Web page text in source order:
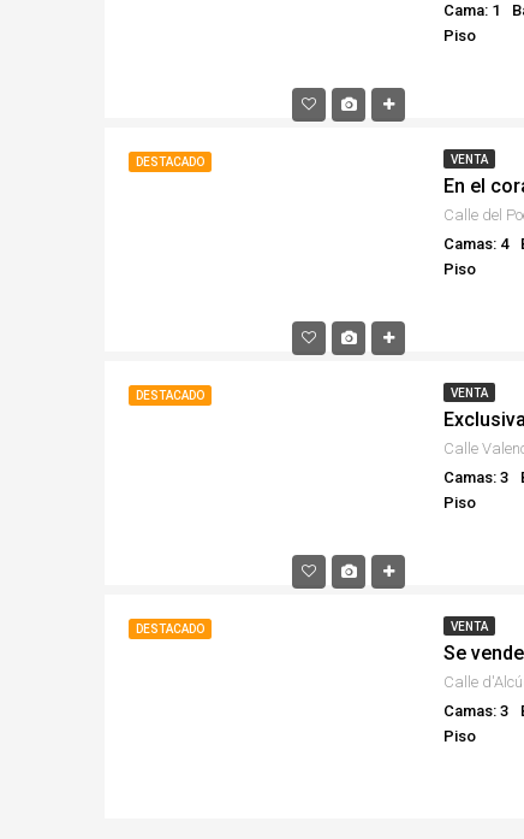
Cama: 1
Piso
DESTACADO VENTA
Camas: 4
Piso
DESTACADO VENTA
Camas: 3
Piso
DESTACADO VENTA
Camas: 3
Piso